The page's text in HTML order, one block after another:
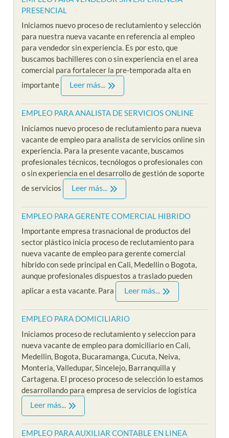
PRESENCIAL
Iniciamos nuevo proceso de reclutamiento y selección
para nuestra nueva vacante en referencia al empleo
para vendedor sin experiencia. Es por esto, que
buscamos bachilleres con o sin experiencia en el area
comercial para fortalecer la pre-temporada alta en
importante
Leer más...
EMPLEO PARA ANALISTA DE SERVICIOS ONLINE
Iniciamos nuevo proceso de reclutamiento para nueva
vacante de empleo para analista de servicios online sin
experiencia. Para la presente vacante, buscamos
profesionales técnicos, tecnólogos o profesionales con
o sin experiencia en el desarrollo de gestión de soporte
de servicios
Leer más...
EMPLEO PARA GERENTE COMERCIAL HIBRIDO
Importante empresa trasnacional de productos del
sector plástico inicia proceso de reclutamiento para
nueva vacante de empleo para gerente comercial
hibrido con sede principal en Cali, Medellin o Bogota,
aunque profesionales dispuestos a traslado pueden
aplicar a esta vacante. Para
Leer más...
EMPLEO PARA DOMICILIARIO
Iniciamos proceso de reclutamiento y seleccion para
nueva vacante de empleo para domiciliario en Cali,
Medellin, Bogota, Bucaramanga, Cucuta, Neiva,
Monteria, Valledupar, Sincelejo, Barranquilla y
Cartagena. El proceso proceso de selección lo estamos
desarrollando para empresa de servicios de logística
Leer más...
EMPLEO PARA AUXILIAR CONTABLE EN LINEA